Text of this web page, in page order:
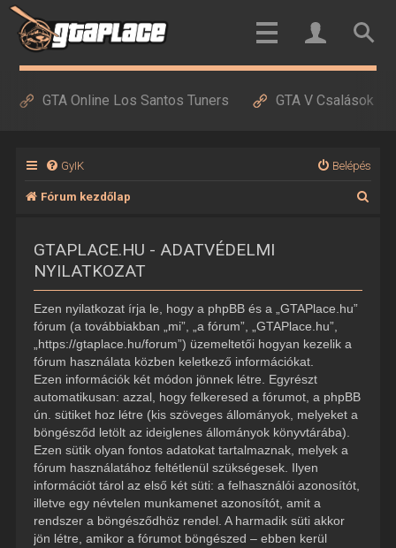
GTA Online Los Santos Tuners GTA V Csalások
GyIK Belépés
Fórum kezdőlap
GTAPLACE.HU - ADATVÉDELMI
NYILATKOZAT
Ezen nyilatkozat írja le, hogy a phpBB és a „GTAPlace.hu”
fórum (a továbbiakban „mi”, „a fórum”, „GTAPlace.hu”,
„https://gtaplace.hu/forum”) üzemeltetői hogyan kezelik a
fórum használata közben keletkező információkat.
Ezen információk két módon jönnek létre. Egyrészt
automatikusan: azzal, hogy felkeresed a fórumot, a phpBB
ún. sütiket hoz létre (kis szöveges állományok, melyeket a
böngésződ letölt az ideiglenes állományok könyvtárába).
Ezen sütik olyan fontos adatokat tartalmaznak, melyek a
fórum használatához feltétlenül szükségesek. Ilyen
információt tárol az első két süti: a felhasználói azonosítót,
illetve egy névtelen munkamenet azonosítót, amit a
rendszer a böngésződhöz rendel. A harmadik süti akkor
jön létre, amikor a fórumot böngészed – ebben kerül